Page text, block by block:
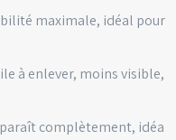
maximale, idéal pour
à enlever, moins visible,
complètement, idéal